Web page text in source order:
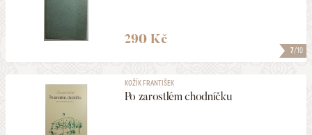
7/10
290 Kč
KOŽÍK FRANTIŠEK
Po zarostlém chodníčku